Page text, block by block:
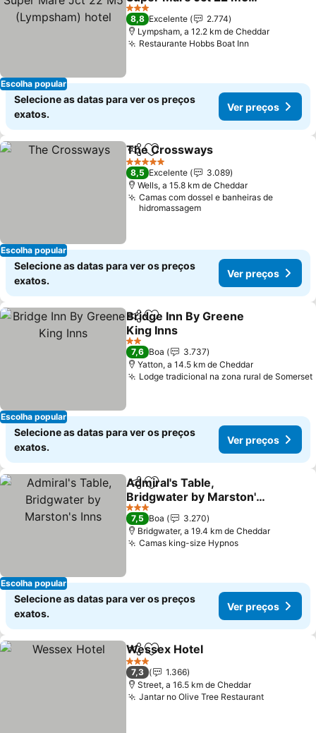
Escolha popular
(Lympsham) hotel
3 Estrelas
8,8 Excelente
2.774
Lympsham, a 12.2 km de Cheddar
Restaurante Hobbs Boat Inn
Selecione as datas para ver os preços
exatos.
Ver preços
Escolha popular
PartilharAdicionar aos favoritos
The Crossways
5 Estrelas
8,5 Excelente
3.089
Wells, a 15.8 km de Cheddar
Camas com dossel e banheiras de
hidromassagem
Selecione as datas para ver os preços
exatos.
Ver preços
Escolha popular
PartilharAdicionar aos favoritos
Bridge Inn By Greene
King Inns
2 Estrelas
7,6 Boa
3.737
Yatton, a 14.5 km de Cheddar
Lodge tradicional na zona rural de Somerset
Selecione as datas para ver os preços
exatos.
Ver preços
Escolha popular
PartilharAdicionar aos favoritos
Admiral's Table,
Bridgwater by Marston's
Inns
3 Estrelas
7,5 Boa
3.270
Bridgwater, a 19.4 km de Cheddar
Camas king-size Hypnos
Selecione as datas para ver os preços
exatos.
Ver preços
PartilharAdicionar aos favoritos
Wessex Hotel
3 Estrelas
7,3
1.366
Street, a 16.5 km de Cheddar
Jantar no Olive Tree Restaurant